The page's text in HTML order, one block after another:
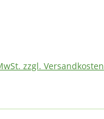
zzgl. Versandkosten